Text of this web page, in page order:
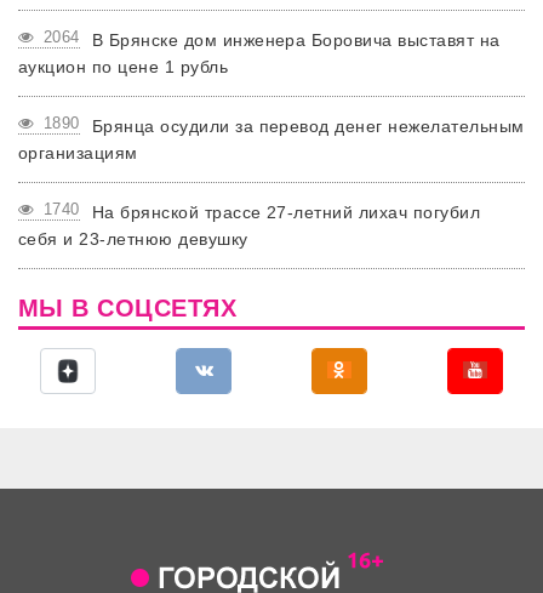
2064
В Брянске дом инженера Боровича выставят на
аукцион по цене 1 рубль
1890
Брянца осудили за перевод денег нежелательным
организациям
1740
На брянской трассе 27-летний лихач погубил
себя и 23-летнюю девушку
МЫ В СОЦСЕТЯХ